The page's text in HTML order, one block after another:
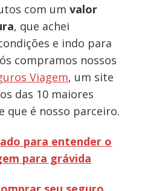
com um valor
, que achei
e indo para
compramos nossos
Viagem, um site
das 10 maiores
que é nosso parceiro.
para entender o
para grávida